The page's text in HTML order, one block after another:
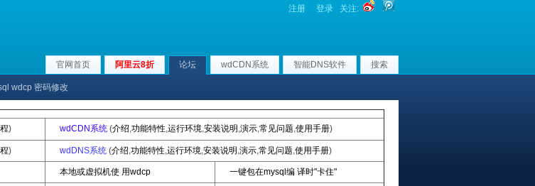
注册 登录 关注:
官网首页 阿里云8折 论坛 wdCDN系统 智能DNS软件 搜索
wdcp 密码修改
) wdCDN系统 (介绍,功能特性,运行环境,安装说明 ,演示,常见问题,使用手册)
) wdDNS系统 (介绍,功能特性,运行环境,安装说明 ,演示,常见问题,使用手册)
本地或虚拟机使 用wdcp 一键包在mysql编 译时"卡住"